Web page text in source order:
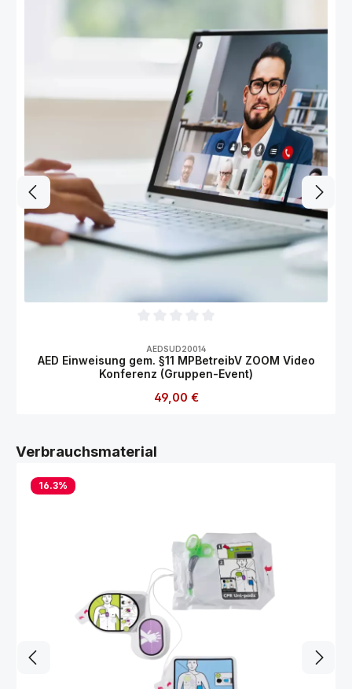
AEDSUD20014
AED Einweisung gem. §11 MPBetreibV ZOOM Video
Konferenz (Gruppen-Event)
Regulärer Preis:
49,00 €
Produktgalerie überspringen
Verbrauchsmaterial
16.3%